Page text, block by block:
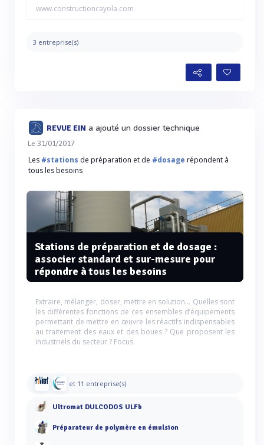
www.constructioncayola.com
3 entreprise(s)
REVUE EIN a ajouté un dossier technique
Le 31/01/2017
Les #stations de préparation et de #dosage répondent à
tous les besoins
Stations de préparation et de dosage :
associer standard et sur-mesure pour
répondre à tous les besoins
Extraire, mélanger, doser, mettre en solution… Quelles sont
les différentes fonctions de ces ensembles d’équipements
permettant de mettre en œuvre les réactifs indispensables
au traitement des eaux et des boues ? Que proposent les
industriels du secteur ? Focus.
et 11 entreprise(s)
Ultromat DULCODOS ULFb
Préparateur de polymère en émulsion